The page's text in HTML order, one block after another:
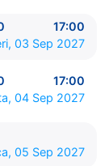
17:00
03 Sep 2027
17:00
04 Sep 2027
05 Sep 2027